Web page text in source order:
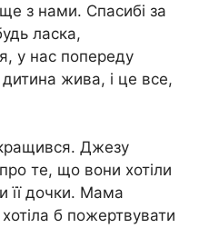
з нами. Спасибі за
ласка,
у нас попереду
жива, і це все,
Джезу
те, що вони хотіли
її дочки. Мама
б пожертвувати